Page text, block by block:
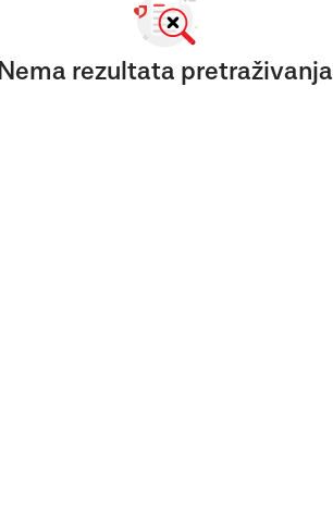
Nema rezultata pretraživanja